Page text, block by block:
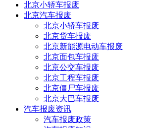
北京小轿车报废
北京汽车报废
北京小轿车报废
北京货车报废
北京新能源电动车报废
北京面包车报废
北京公交车报废
北京工程车报废
北京僵尸车报废
北京大巴车报废
汽车报废资讯
汽车报废政策